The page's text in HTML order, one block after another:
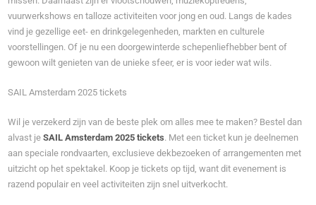
vuurwerkshows en talloze activiteiten voor jong en oud. Langs de kades
vind je gezellige eet- en drinkgelegenheden, markten en culturele
voorstellingen. Of je nu een doorgewinterde schepenliefhebber bent of
gewoon wilt genieten van de unieke sfeer, er is voor ieder wat wils.
SAIL Amsterdam 2025 tickets
Wil je verzekerd zijn van de beste plek om alles mee te maken? Bestel dan
alvast jeSAIL Amsterdam 2025 tickets. Met een ticket kun je deelnemen
aan speciale rondvaarten, exclusieve dekbezoeken of arrangementen met
uitzicht op het spektakel. Koop je tickets op tijd, want dit evenement is
razend populair en veel activiteiten zijn snel uitverkocht.